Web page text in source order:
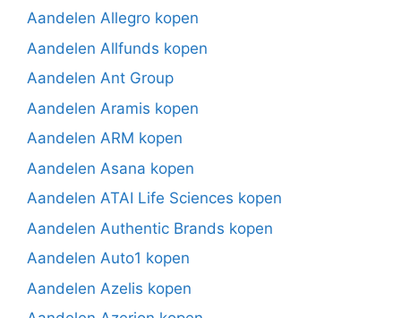
Aandelen Allegro kopen
Aandelen Allfunds kopen
Aandelen Ant Group
Aandelen Aramis kopen
Aandelen ARM kopen
Aandelen Asana kopen
Aandelen ATAI Life Sciences kopen
Aandelen Authentic Brands kopen
Aandelen Auto1 kopen
Aandelen Azelis kopen